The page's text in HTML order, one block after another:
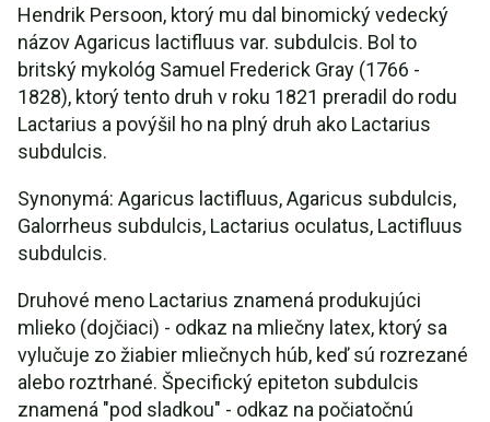
Hendrik Persoon, ktorý mu dal binomický vedecký
názov Agaricus lactifluus var. subdulcis. Bol to
britský mykológ Samuel Frederick Gray (1766 -
1828), ktorý tento druh v roku 1821 preradil do rodu
Lactarius a povýšil ho na plný druh ako Lactarius
subdulcis.
Synonymá: Agaricus lactifluus, Agaricus subdulcis,
Galorrheus subdulcis, Lactarius oculatus, Lactifluus
subdulcis.
Druhové meno Lactarius znamená produkujúci
mlieko (dojčiaci) - odkaz na mliečny latex, ktorý sa
vylučuje zo žiabier mliečnych húb, keď sú rozrezané
alebo roztrhané. Špecifický epiteton subdulcis
znamená "pod sladkou" - odkaz na počiatočnú